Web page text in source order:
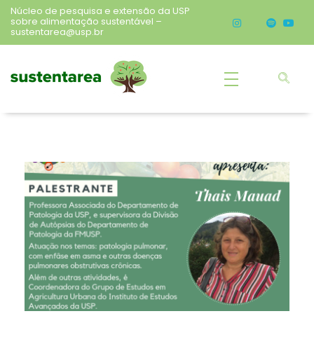
Núcleo de pesquisa e extensão da USP
sobre alimentação sustentável –
sustentarea@usp.br
Sustentarea